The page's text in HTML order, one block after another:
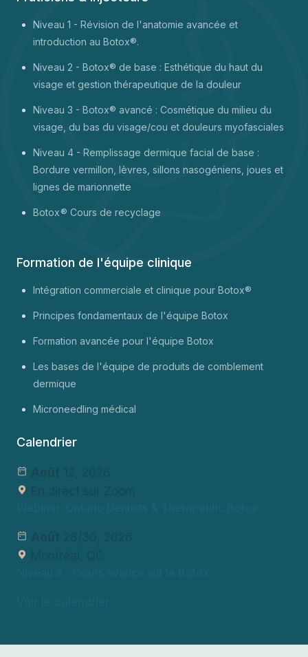
Niveau 1 - Révision de l'anatomie avancée et
introduction au Botox®.
Niveau 2 - Botox® de base : Esthétique du haut du
visage et gestion thérapeutique de la douleur
Niveau 3 - Botox® avancé : Cosmétique du milieu du
visage, du bas du visage/cou et douleurs myofasciales
Niveau 4 - Remplissage dermique facial de base :
Bordure vermillon, lèvres, sillons nasogéniens, joues et
lignes de marionnette
Botox® Cours de recyclage
Formation de l'équipe clinique
Intégration commerciale et clinique pour Botox®
Principes fondamentaux de l'équipe Botox
Formation avancée pour l'équipe Botox
Les bases de l'équipe de produits de comblement
dermique
Microneedling médical
Calendrier